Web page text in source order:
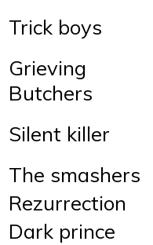
Trick boys
Grieving
Butchers
Silent killer
The smashers
Rezurrection
Dark prince